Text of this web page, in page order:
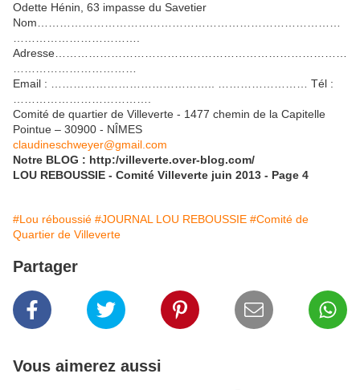
Odette Hénin, 63 impasse du Savetier
Nom………………………………………………………………………
Adresse……………………………………………………………………
Email : …………………………………….. …………………… Tél :
Comité de quartier de Villeverte - 1477 chemin de la Capitelle
Pointue – 30900 - NÎMES
claudineschweyer@gmail.com
Notre BLOG : http:/villeverte.over-blog.com/
LOU REBOUSSIE - Comité Villeverte juin 2013 - Page 4
#Lou réboussié #JOURNAL LOU REBOUSSIE #Comité de
Quartier de Villeverte
Partager
Vous aimerez aussi